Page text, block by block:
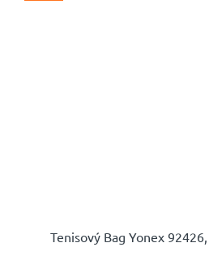
Tenisový Bag Yonex 92426,